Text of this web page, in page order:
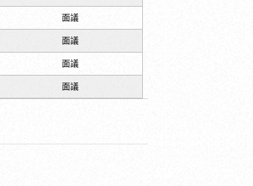
面議
面議
面議
面議